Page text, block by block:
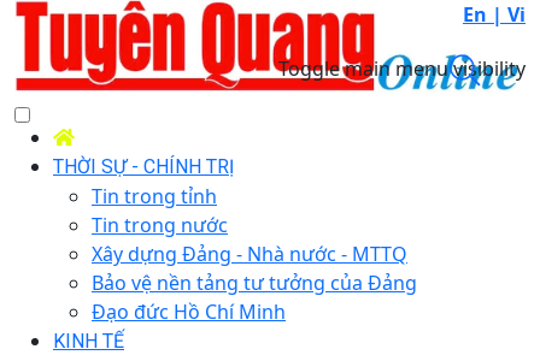
En | Vi
Toggle main menu visibility
THỜI SỰ - CHÍNH TRỊ
Tin trong tỉnh
Tin trong nước
Xây dựng Đảng - Nhà nước - MTTQ
Bảo vệ nền tảng tư tưởng của Đảng
Đạo đức Hồ Chí Minh
KINH TẾ